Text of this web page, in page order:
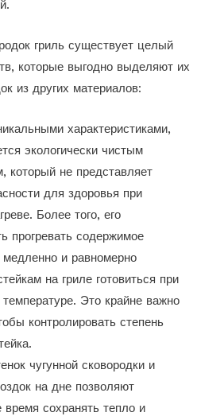
гриль существует целый
которые выгодно выделяют их
из других материалов:
характеристиками,
экологически чистым
который не представляет
для здоровья при
Более того, его
прогревать содержимое
медленно и равномерно
на гриле готовиться при
температуре. Это крайне важно
контролировать степень
чугунной сковородки и
на дне позволяют
время сохранять тепло и